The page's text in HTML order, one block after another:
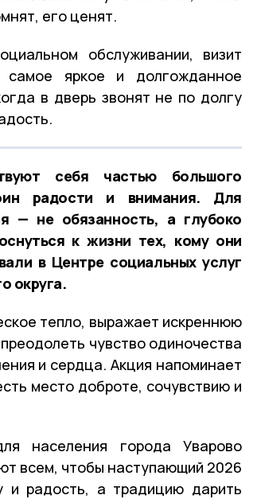
его ценят.
обслуживании, визит
самое яркое и долгожданное
в дверь звонят не по долгу
себя частью большого
радости и внимания. Для
— не обязанность, а глубоко
к жизни тех, кому они
в Центре социальных услуг
округа.
тепло, выражает искреннюю
чувство одиночества
и сердца. Акция напоминает
место доброте, сочувствию и
населения города Уварово
всем, чтобы наступающий 2026
радость, а традицию дарить